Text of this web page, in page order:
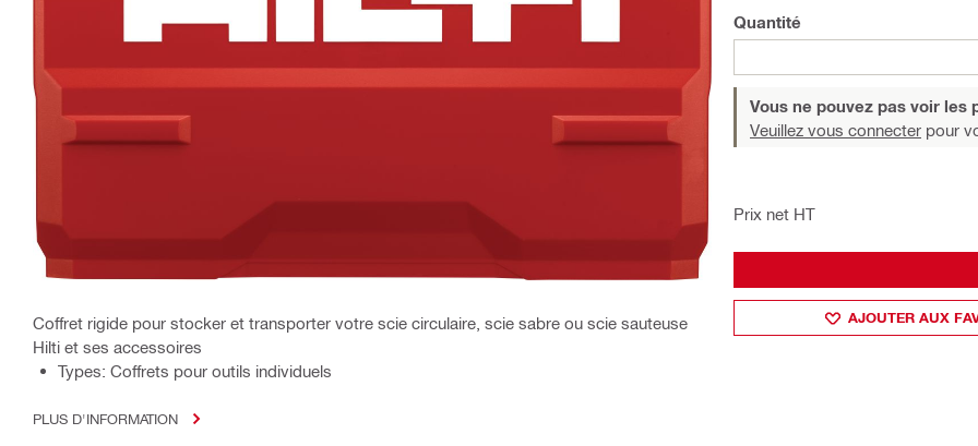
Coffret rigide pour stocker et transporter votre scie circulaire, scie sabre ou scie sauteuse
Hilti et ses accessoires
Types: Coffrets pour outils individuels
PLUS D'INFORMATION
Quantité
Vous ne pouvez pas voir les
Veuillez vous connecter pour
Prix net HT
AJOUTER AUX